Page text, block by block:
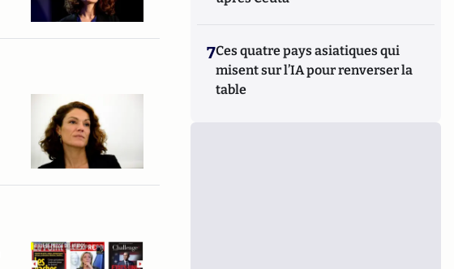
7Ces quatre pays asiatiques qui
misent sur l’IA pour renverser la
table